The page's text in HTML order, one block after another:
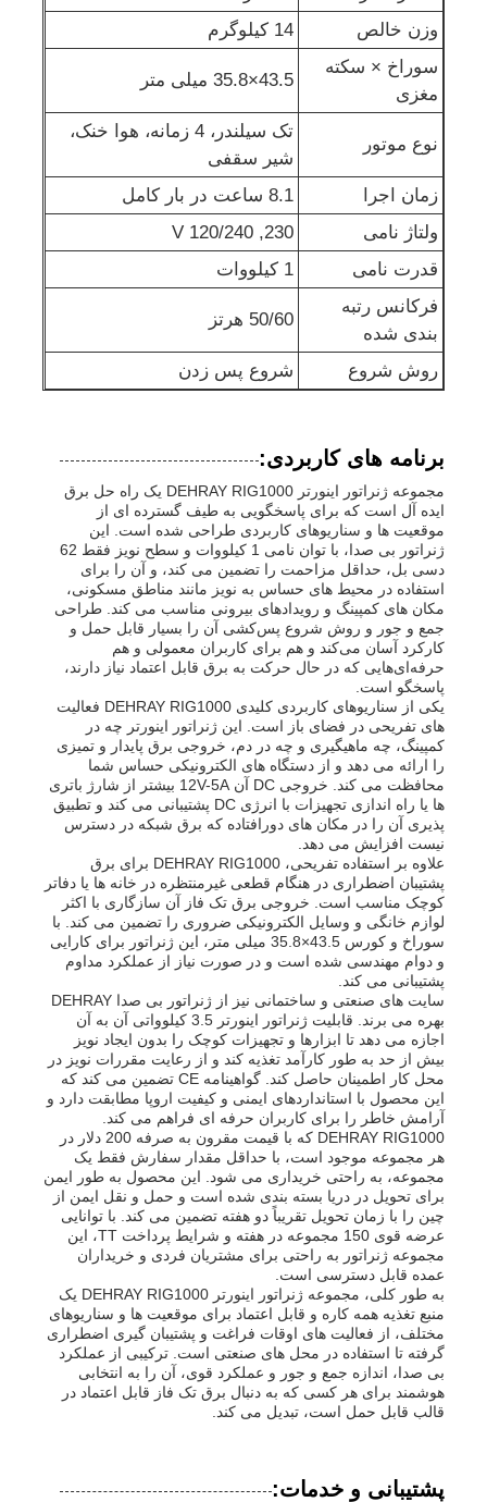
پمپ آب فاضلاب
وزن خالص
14 کیلوگرم
سوراخ × سکته
مغزی
43.5×35.8 میلی متر
نوع موتور
تک سیلندر، 4 زمانه، هوا خنک،
شیر سقفی
زمان اجرا
8.1 ساعت در بار کامل
ولتاژ نامی
230, 120/240 V
قدرت نامی
1 کیلووات
فرکانس رتبه
بندی شده
50/60 هرتز
روش شروع شروع پس زدن
برنامه های کاربردی:
مجموعه ژنراتور اینورتر DEHRAY RIG1000 یک راه حل برق
ایده آل است که برای پاسخگویی به طیف گسترده ای از
موقعیت ها و سناریوهای کاربردی طراحی شده است. این
ژنراتور بی صدا، با توان نامی 1 کیلووات و سطح نویز فقط 62
دسی بل، حداقل مزاحمت را تضمین می کند، و آن را برای
استفاده در محیط های حساس به نویز مانند مناطق مسکونی،
مکان های کمپینگ و رویدادهای بیرونی مناسب می کند. طراحی
جمع و جور و روش شروع پس‌کشی آن را بسیار قابل حمل و
کارکرد آسان می‌کند و هم برای کاربران معمولی و هم
حرفه‌ای‌هایی که در حال حرکت به برق قابل اعتماد نیاز دارند،
پاسخگو است.
یکی از سناریوهای کاربردی کلیدی DEHRAY RIG1000 فعالیت
های تفریحی در فضای باز است. این ژنراتور اینورتر چه در
کمپینگ، چه ماهیگیری و چه در دم، خروجی برق پایدار و تمیزی
را ارائه می دهد و از دستگاه های الکترونیکی حساس شما
محافظت می کند. خروجی DC آن 12V-5A بیشتر از شارژ باتری
ها یا راه اندازی تجهیزات با انرژی DC پشتیبانی می کند و تطبیق
پذیری آن را در مکان های دورافتاده که برق شبکه در دسترس
نیست افزایش می دهد.
علاوه بر استفاده تفریحی، DEHRAY RIG1000 برای برق
پشتیبان اضطراری در هنگام قطعی غیرمنتظره در خانه ها یا دفاتر
کوچک مناسب است. خروجی برق تک فاز آن سازگاری با اکثر
لوازم خانگی و وسایل الکترونیکی ضروری را تضمین می کند. با
سوراخ و کورس 43.5×35.8 میلی متر، این ژنراتور برای کارایی
و دوام مهندسی شده است و در صورت نیاز از عملکرد مداوم
پشتیبانی می کند.
سایت های صنعتی و ساختمانی نیز از ژنراتور بی صدا DEHRAY
بهره می برند. قابلیت ژنراتور اینورتر 3.5 کیلوواتی آن به آن
اجازه می دهد تا ابزارها و تجهیزات کوچک را بدون ایجاد نویز
بیش از حد به طور کارآمد تغذیه کند و از رعایت مقررات نویز در
محل کار اطمینان حاصل کند. گواهینامه CE تضمین می کند که
این محصول با استانداردهای ایمنی و کیفیت اروپا مطابقت دارد و
آرامش خاطر را برای کاربران حرفه ای فراهم می کند.
DEHRAY RIG1000 که با قیمت مقرون به صرفه 200 دلار در
هر مجموعه موجود است، با حداقل مقدار سفارش فقط یک
مجموعه، به راحتی خریداری می شود. این محصول به طور ایمن
برای تحویل در دریا بسته بندی شده است و حمل و نقل ایمن از
چین را با زمان تحویل تقریباً دو هفته تضمین می کند. با توانایی
عرضه قوی 150 مجموعه در هفته و شرایط پرداخت TT، این
مجموعه ژنراتور به راحتی برای مشتریان فردی و خریداران
عمده قابل دسترسی است.
به طور کلی، مجموعه ژنراتور اینورتر DEHRAY RIG1000 یک
منبع تغذیه همه کاره و قابل اعتماد برای موقعیت ها و سناریوهای
مختلف، از فعالیت های اوقات فراغت و پشتیبان گیری اضطراری
گرفته تا استفاده در محل های صنعتی است. ترکیبی از عملکرد
بی صدا، اندازه جمع و جور و عملکرد قوی، آن را به انتخابی
هوشمند برای هر کسی که به دنبال برق تک فاز قابل اعتماد در
قالب قابل حمل است، تبدیل می کند.
پشتیبانی و خدمات: